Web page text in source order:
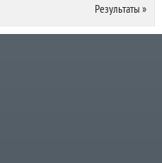
Результаты »